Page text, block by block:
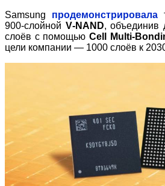
Samsung продемонстрировала
900‑слойной V‑NAND, объединив
слоёв с помощью Cell Multi‑
цели компании — 1000 слоёв к